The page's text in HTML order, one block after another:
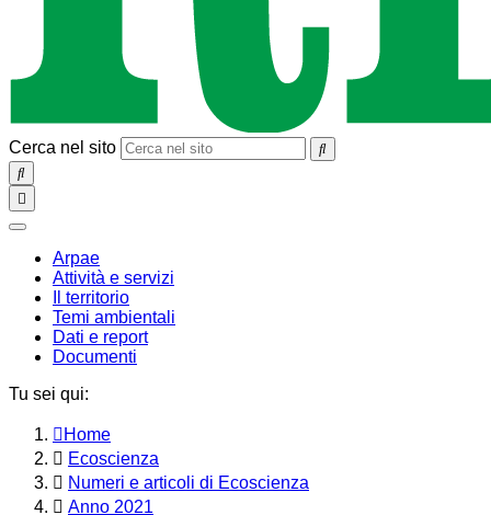
Cerca nel sito
SEARCH
Toggle
navigation
chiudi
Arpae
Attività e servizi
Il territorio
Temi ambientali
Dati e report
Documenti
Tu sei qui:
Home
Ecoscienza
Numeri e articoli di Ecoscienza
Anno 2021